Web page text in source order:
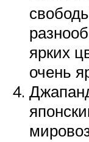
ярких
очень